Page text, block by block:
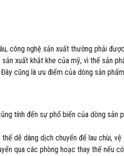
công nghệ sản xuất thường phải
xuất khắt khe của mỹ, vì thế sản
cũng là ưu điểm của dòng sản
tính đến sự phổ biến của dòng sản
dễ dàng dịch chuyển để lau chùi,
qua các phòng hoạc thay thế nếu